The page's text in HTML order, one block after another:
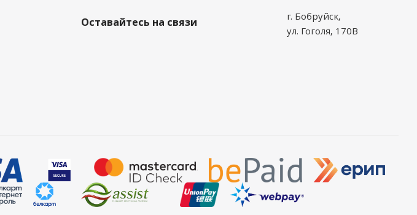
Оставайтесь на связи
г. Бобруйск,
ул. Гоголя, 170В